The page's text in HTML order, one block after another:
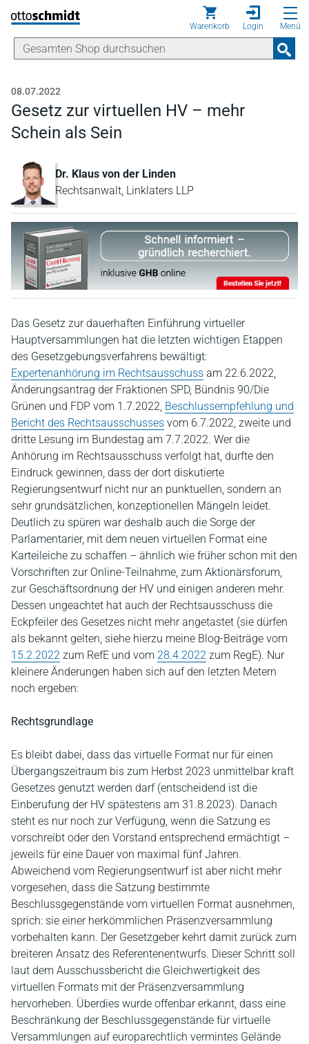
Direkt zum Inhalt
Warenkorb Login Menü
08.07.2022
Gesetz zur virtuellen HV – mehr
Schein als Sein
Dr. Klaus von der Linden
Rechtsanwalt, Linklaters LLP
Das Gesetz zur dauerhaften Einführung virtueller
Hauptversammlungen hat die letzten wichtigen Etappen
des Gesetzgebungsverfahrens bewältigt:
Expertenanhörung im Rechtsausschuss am 22.6.2022,
Änderungsantrag der Fraktionen SPD, Bündnis 90/Die
Grünen und FDP vom 1.7.2022, Beschlussempfehlung und
Bericht des Rechtsausschusses vom 6.7.2022, zweite und
dritte Lesung im Bundestag am 7.7.2022. Wer die
Anhörung im Rechtsausschuss verfolgt hat, durfte den
Eindruck gewinnen, dass der dort diskutierte
Regierungsentwurf nicht nur an punktuellen, sondern an
sehr grundsätzlichen, konzeptionellen Mängeln leidet.
Deutlich zu spüren war deshalb auch die Sorge der
Parlamentarier, mit dem neuen virtuellen Format eine
Karteileiche zu schaffen – ähnlich wie früher schon mit den
Vorschriften zur Online-Teilnahme, zum Aktionärsforum,
zur Geschäftsordnung der HV und einigen anderen mehr.
Dessen ungeachtet hat auch der Rechtsausschuss die
Eckpfeiler des Gesetzes nicht mehr angetastet (sie dürfen
als bekannt gelten, siehe hierzu meine Blog-Beiträge vom
15.2.2022 zum RefE und vom 28.4.2022 zum RegE). Nur
kleinere Änderungen haben sich auf den letzten Metern
noch ergeben:
Rechtsgrundlage
Es bleibt dabei, dass das virtuelle Format nur für einen
Übergangszeitraum bis zum Herbst 2023 unmittelbar kraft
Gesetzes genutzt werden darf (entscheidend ist die
Einberufung der HV spätestens am 31.8.2023). Danach
steht es nur noch zur Verfügung, wenn die Satzung es
vorschreibt oder den Vorstand entsprechend ermächtigt –
jeweils für eine Dauer von maximal fünf Jahren.
Abweichend vom Regierungsentwurf ist aber nicht mehr
vorgesehen, dass die Satzung bestimmte
Beschlussgegenstände vom virtuellen Format ausnehmen,
sprich: sie einer herkömmlichen Präsenzversammlung
vorbehalten kann. Der Gesetzgeber kehrt damit zurück zum
breiteren Ansatz des Referentenentwurfs. Dieser Schritt soll
laut dem Ausschussbericht die Gleichwertigkeit des
virtuellen Formats mit der Präsenzversammlung
hervorheben. Überdies wurde offenbar erkannt, dass eine
Beschränkung der Beschlussgegenstände für virtuelle
Versammlungen auf europarechtlich vermintes Gelände